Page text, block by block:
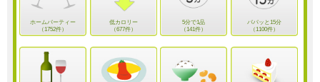
ホームパーティー
（1752件）
低カロリー
（677件）
5分で1品
（141件）
パパッと15分
（1100件）